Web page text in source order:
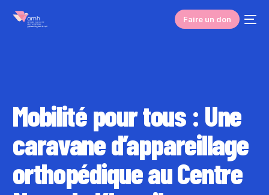
Faire un don
Mobilité pour tous : Une
caravane d’appareillage
orthopédique au Centre